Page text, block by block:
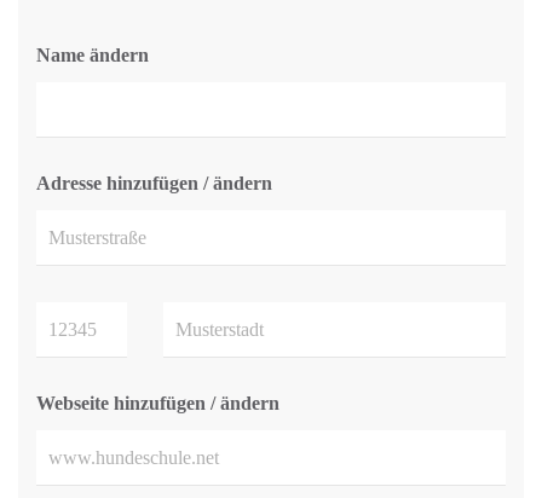
Name ändern
Adresse hinzufügen / ändern
Webseite hinzufügen / ändern